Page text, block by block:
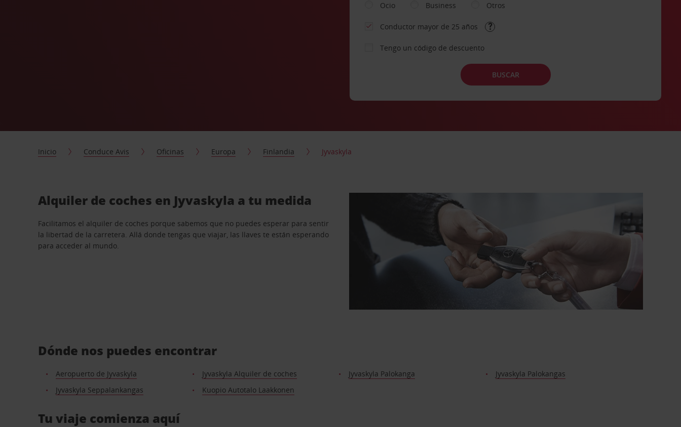
Ocio
Business Otros
Conductor mayor de 25 años
Tengo un código de descuento
BUSCAR
Inicio Conduce Avis Oficinas Europa Finlandia Jyvaskyla
Alquiler de coches en Jyvaskyla a tu medida
Facilitamos el alquiler de coches porque sabemos que no puedes esperar para sentir
la libertad de la carretera. Allá donde tengas que viajar, las llaves te están esperando
para acceder al mundo.
Dónde nos puedes encontrar
Aeropuerto de Jyvaskyla Jyvaskyla Alquiler de coches Jyvaskyla Palokanga
Jyvaskyla Palokangas
Jyvaskyla Seppalankangas
Kuopio Autotalo Laakkonen
Tu viaje comienza aquí